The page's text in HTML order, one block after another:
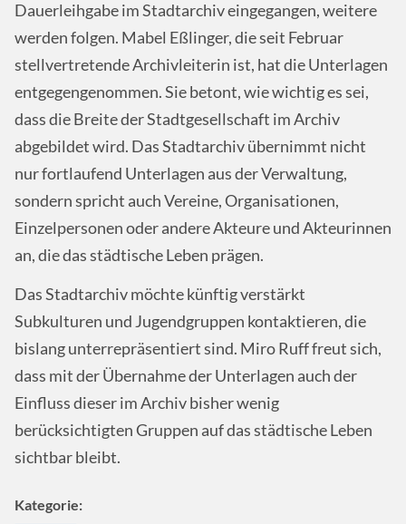
Dauerleihgabe im Stadtarchiv eingegangen, weitere
werden folgen. Mabel Eßlinger, die seit Februar
stellvertretende Archivleiterin ist, hat die Unterlagen
entgegengenommen. Sie betont, wie wichtig es sei,
dass die Breite der Stadtgesellschaft im Archiv
abgebildet wird. Das Stadtarchiv übernimmt nicht
nur fortlaufend Unterlagen aus der Verwaltung,
sondern spricht auch Vereine, Organisationen,
Einzelpersonen oder andere Akteure und Akteurinnen
an, die das städtische Leben prägen.
Das Stadtarchiv möchte künftig verstärkt
Subkulturen und Jugendgruppen kontaktieren, die
bislang unterrepräsentiert sind. Miro Ruff freut sich,
dass mit der Übernahme der Unterlagen auch der
Einfluss dieser im Archiv bisher wenig
berücksichtigten Gruppen auf das städtische Leben
sichtbar bleibt.
Kategorie: